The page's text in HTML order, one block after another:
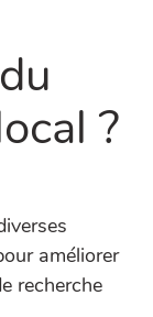
?
améliorer
recherche